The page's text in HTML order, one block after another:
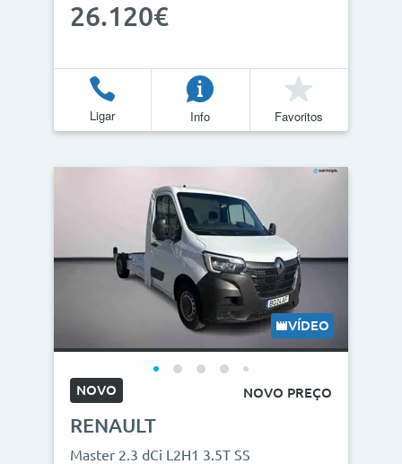
26.120€
Ligar Info Favoritos
VÍDEO
NOVO NOVO PREÇO
RENAULT
Master 2.3 dCi L2H1 3.5T SS